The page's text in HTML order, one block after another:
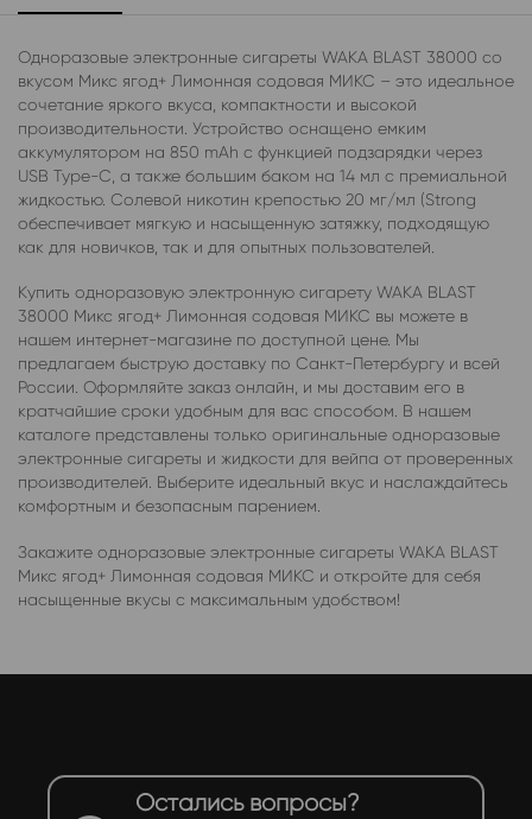
Одноразовые электронные сигареты WAKA BLAST 38000 со
вкусом Микс ягод+ Лимонная содовая МИКС – это идеальное
сочетание яркого вкуса, компактности и высокой
производительности. Устройство оснащено емким
аккумулятором на 850 mAh с функцией подзарядки через
USB Type-C, а также большим баком на 14 мл с премиальной
жидкостью. Солевой никотин крепостью 20 мг/мл (Strong
обеспечивает мягкую и насыщенную затяжку, подходящую
как для новичков, так и для опытных пользователей.
Купить одноразовую электронную сигарету WAKA BLAST
38000 Микс ягод+ Лимонная содовая МИКС вы можете в
нашем интернет-магазине по доступной цене. Мы
предлагаем быструю доставку по Санкт-Петербургу и всей
России. Оформляйте заказ онлайн, и мы доставим его в
кратчайшие сроки удобным для вас способом. В нашем
каталоге представлены только оригинальные одноразовые
электронные сигареты и жидкости для вейпа от проверенных
производителей. Выберите идеальный вкус и наслаждайтесь
комфортным и безопасным парением.
Закажите одноразовые электронные сигареты WAKA BLAST
Микс ягод+ Лимонная содовая МИКС и откройте для себя
насыщенные вкусы с максимальным удобством!
Остались вопросы?